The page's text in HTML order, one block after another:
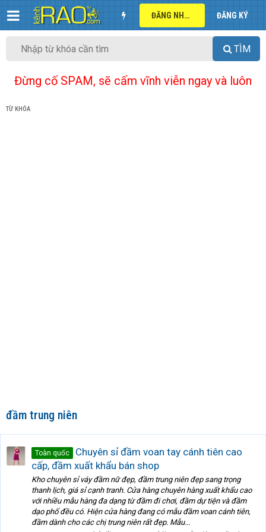
ĐĂNG NHẬP ĐĂNG KÝ
TÌM
Đừng cố SPAM, sẽ cấm vĩnh viễn ngay và luôn
TỪ KHÓA
đầm trung niên
Toàn quốc
Chuyên sỉ đầm voan tay cánh tiên cao
cấp, đầm xuất khẩu bán shop
Kho chuyên sỉ váy đầm nữ đẹp, đầm trung niên đẹp sang trọng
thanh lịch, giá sỉ cạnh tranh. Cửa hàng chuyên hàng xuất khẩu cao
với nhiều mẫu hàng đa dạng từ đầm đi chơi, đầm dự tiện và đầm
dạo phố đều có. Hiện cửa hàng đang có mẫu đầm voan cánh tiên,
đầm dành cho các chị trung niên rất đẹp. Mẫu...